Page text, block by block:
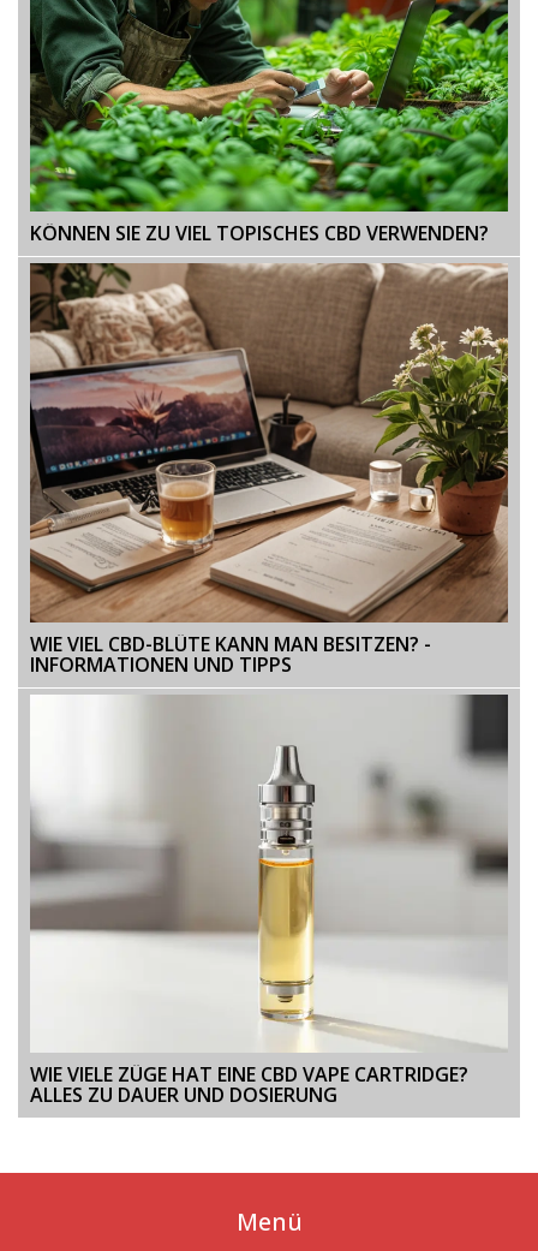
KÖNNEN SIE ZU VIEL TOPISCHES CBD VERWENDEN?
WIE VIEL CBD-BLÜTE KANN MAN BESITZEN? -
INFORMATIONEN UND TIPPS
WIE VIELE ZÜGE HAT EINE CBD VAPE CARTRIDGE?
ALLES ZU DAUER UND DOSIERUNG
Menü